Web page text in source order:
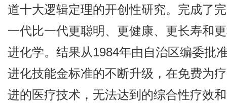
道十大逻辑定理的开创性研究。完成了
一代比一代更聪明、更健康、更长寿和
进化学。结果从1984年由自治区编委批
进化技能金标准的不断升级，在免费为
进的医疗技术，无法达到的综合性疗效